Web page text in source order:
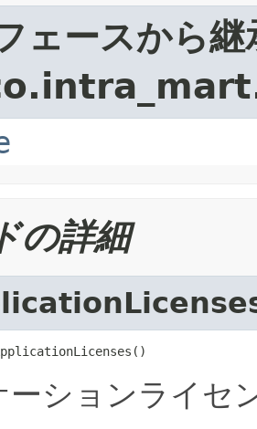
ェースから
の詳細
ーションライセ